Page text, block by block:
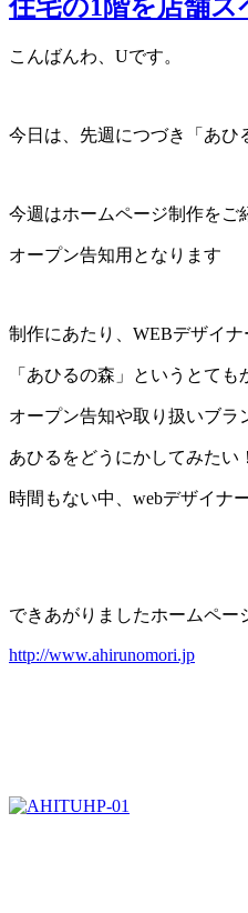
住宅の1階を店舗ス
こんばんわ、Uです。
今日は、先週につづき「あひ
今週はホームページ制作をご
オープン告知用となります
制作にあたり、WEBデザイ
「あひるの森」というとて
オープン告知や取り扱いブラ
あひるをどうにかしてみたい
時間もない中、webデザイナ
できあがりましたホームペー
http://www.ahirunomori.jp